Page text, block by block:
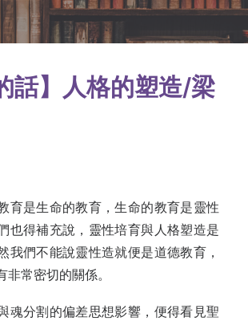
話】人格的塑造/梁
育是生命的教育，生命的教育是靈性
也得補充說，靈性培育與人格塑造是
我們不能說靈性造就便是道德教育，
常密切的關係。
魂分割的偏差思想影響，便得看見聖